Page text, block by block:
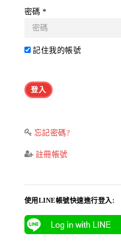
密碼 *
記住我的帳號
忘記密碼?
註冊帳號
使用LINE帳號快速進行登入: